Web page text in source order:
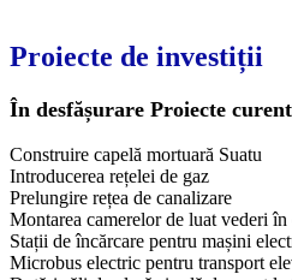
Proiecte de investiții
În desfășurare Proiecte
Construire capelă mortuară Suatu
Introducerea rețelei de gaz
Prelungire rețea de canalizare
Montarea camerelor de luat vederi
Stații de încărcare pentru mașini
Microbus electric pentru transport